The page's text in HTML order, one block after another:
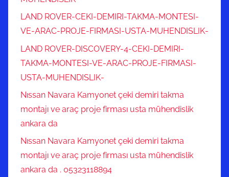
LAND ROVER-CEKI-DEMIRI-TAKMA-MONTESI-
VE-ARAC-PROJE-FIRMASI-USTA-MUHENDISLIK-
LAND ROVER-DISCOVERY-4-CEKI-DEMIRI-
TAKMA-MONTESI-VE-ARAC-PROJE-FIRMASI-
USTA-MUHENDISLIK-
Nıssan Navara Kamyonet çeki demiri takma
montajı ve araç proje firması usta mühendislik
ankara da
Nıssan Navara Kamyonet çeki demiri takma
montajı ve araç proje firması usta mühendislik
ankara da . 05323118894